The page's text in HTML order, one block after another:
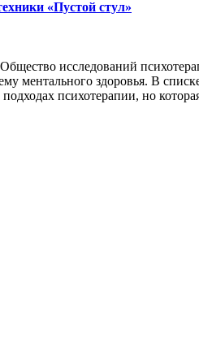
«Пустой стул»
исследований
ментального здоровья. В
психотерапии, но